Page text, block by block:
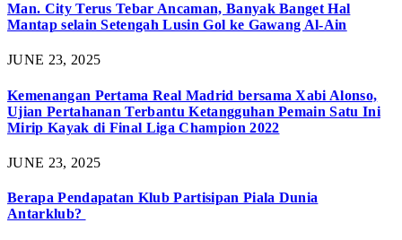
Man. City Terus Tebar Ancaman, Banyak Banget Hal
Mantap selain Setengah Lusin Gol ke Gawang Al-Ain
JUNE 23, 2025
Kemenangan Pertama Real Madrid bersama Xabi Alonso,
Ujian Pertahanan Terbantu Ketangguhan Pemain Satu Ini
Mirip Kayak di Final Liga Champion 2022
JUNE 23, 2025
Berapa Pendapatan Klub Partisipan Piala Dunia
Antarklub?